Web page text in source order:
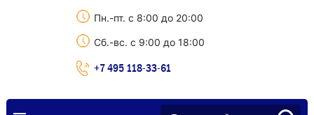
Пн.-пт. с 8:00 до 20:00
Сб.-вс. с 9:00 до 18:00
+7 495 118-33-61